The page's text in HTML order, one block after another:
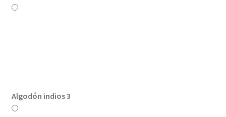
Algodón indios 3